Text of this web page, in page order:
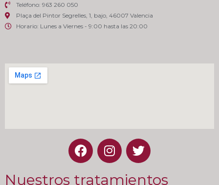
Teléfono: 963 260 050
Plaça del Pintor Segrelles, 1, bajo, 46007 Valencia
Horario: Lunes a Viernes - 9:00 hasta las 20:00
Nuestros tratamientos